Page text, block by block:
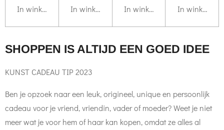
In winkelwagenIn winkelwagenIn winkelwagen In
SHOPPEN IS ALTIJD EEN GOED IDEE
KUNST CADEAU TIP 2023
Ben je opzoek naar een leuk, origineel, unique en persoonlijk
cadeau voor je vriend, vriendin, vader of moeder? Weet je niet
meer wat je voor hem of haar kan kopen, omdat ze alles al